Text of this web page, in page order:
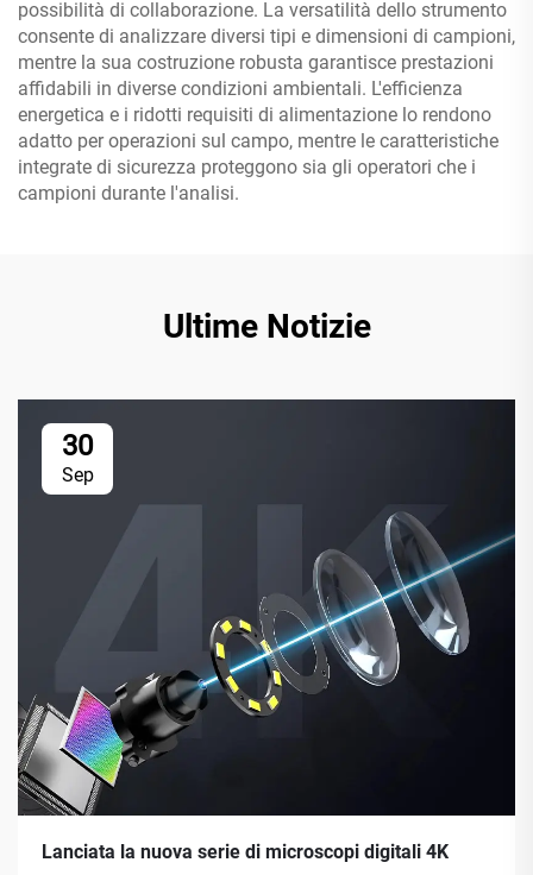
possibilità di collaborazione. La versatilità dello strumento
consente di analizzare diversi tipi e dimensioni di campioni,
mentre la sua costruzione robusta garantisce prestazioni
affidabili in diverse condizioni ambientali. L'efficienza
energetica e i ridotti requisiti di alimentazione lo rendono
adatto per operazioni sul campo, mentre le caratteristiche
integrate di sicurezza proteggono sia gli operatori che i
campioni durante l'analisi.
Ultime Notizie
30
Sep
Lanciata la nuova serie di microscopi digitali 4K